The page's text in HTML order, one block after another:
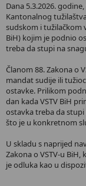
Dana 5.3.2026.
Kantonalnog
sudskom i tužilačkom
BiH) kojim je podnio
treba da stupi na
Članom 88. Zakona o
mandat sudije ili
ostavke. Prilikom
dan kada VSTV BiH
ostavka treba da
što je u konkretnom
U skladu s naprijed
Zakona o VSTV-u BiH,
je odluka kao u